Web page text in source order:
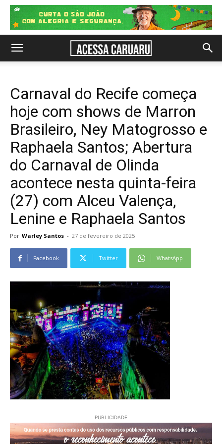
Carnaval do Recife começa
hoje com shows de Marron
Brasileiro, Ney Matogrosso e
Raphaela Santos; Abertura
do Carnaval de Olinda
acontece nesta quinta-feira
(27) com Alceu Valença,
Lenine e Raphaela Santos
Por Warley Santos - 27 de fevereiro de 2025
Facebook Twitter WhatsApp
PUBLICIDADE